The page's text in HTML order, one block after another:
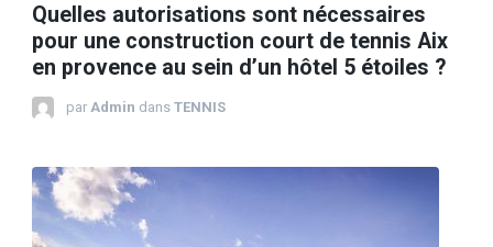
Quelles autorisations sont nécessaires
pour une construction court de tennis Aix
en provence au sein d’un hôtel 5 étoiles ?
par Admin dans TENNIS